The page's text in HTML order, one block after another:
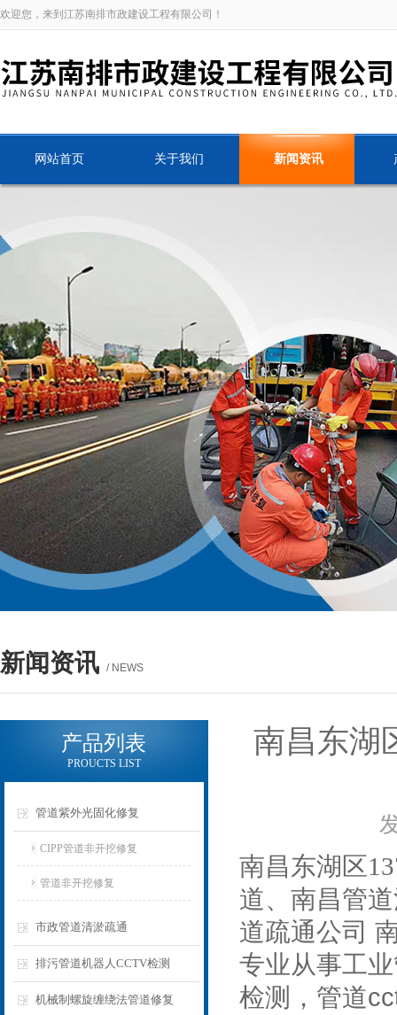
欢迎您，来到江苏南排市政建设工程有限公司！
网站首页 关于我们 新闻资讯
新闻资讯 / NEWS
产品列表
PROUCTS LIST
管道紫外光固化修复
CIPP管道非开挖修复
管道非开挖修复
市政管道清淤疏通
排污管道机器人CCTV检测
机械制螺旋缠绕法管道修复
南昌东湖
南昌东湖区
道、 南昌管
道疏通公司
专业从事工
检测，管道